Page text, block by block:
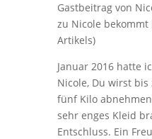
Gastbeitrag von
zu Nicole bekommt
Artikels)
Januar 2016 hatte
Nicole, Du wirst bis
fünf Kilo
sehr enges Kleid
Entschluss. Ein